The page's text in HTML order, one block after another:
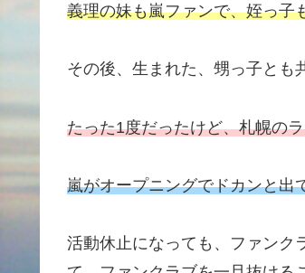
義理の妹も嵐ファンで、姪っ子
その後、生まれた、甥っ子とも
たった1度だったけど、札幌の
嵐がオープニングでドカンと出
活動休止になっても、ファンク